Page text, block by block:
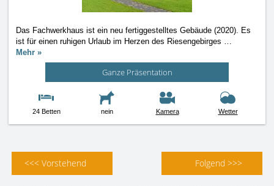
Das Fachwerkhaus ist ein neu fertiggestelltes Gebäude (2020). Es
ist für einen ruhigen Urlaub im Herzen des Riesengebirges …
Mehr »
Ganze Präsentation
24 Betten nein Kamera Wetter
<<< Vorstehend Folgend >>>